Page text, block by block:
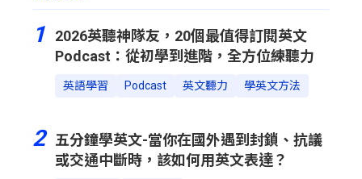
1
2026英聽神隊友，20個最值得訂閱英文
Podcast：從初學到進階，全方位練聽力
英語學習 Podcast 英文聽力 學英文方法
2
五分鐘學英文-當你在國外遇到封鎖、抗議
或交通中斷時，該如何用英文表達？